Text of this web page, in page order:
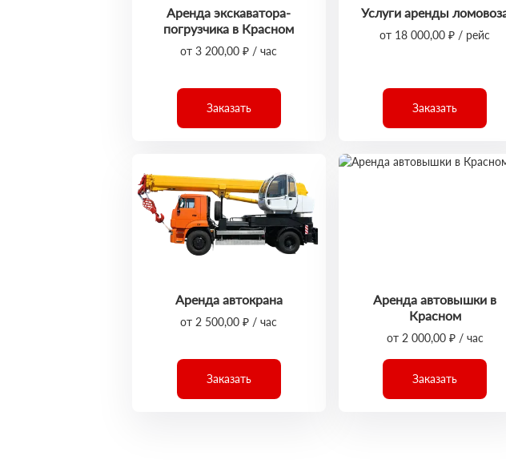
Аренда экскаватора-
погрузчика в Красном
от 3 200,00 ₽ / час
Заказать
Услуги аренды
от 18 000,00 ₽ / рейс
Заказать
Аренда автокрана
от 2 500,00 ₽ / час
Заказать
Аренда автовышки в
Красном
от 2 000,00 ₽ / час
Заказать